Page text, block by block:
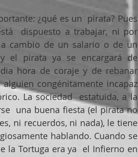
¿qué es un  pirata? Pues
dispuesto a trabajar, ni por
cambio de un salario o de un
el pirata ya se encargará de
hora de coraje y de rebanar
congénitamente incapaz
La sociedad  estatuida, a la
una buena fiesta (el pirata no
ni recuerdos, ni nada), le tiene
hablando. Cuando se
la Tortuga era ya  el Infierno en